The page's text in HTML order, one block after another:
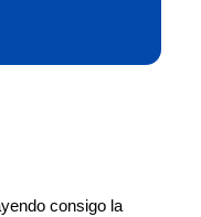
consigo la